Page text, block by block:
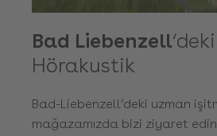
Bad Liebenzell
Hörakustik
Bad-Liebenzell’deki uzman
mağazamızda bizi ziyaret